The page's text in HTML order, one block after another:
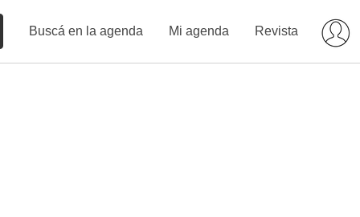
Buscá en la agenda Mi agenda Revista